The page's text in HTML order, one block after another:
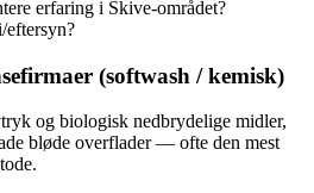
erfaring i Skive‑området?
eftersyn?
(softwash / kemisk)
og biologisk nedbrydelige midler,
bløde overflader — ofte den mest